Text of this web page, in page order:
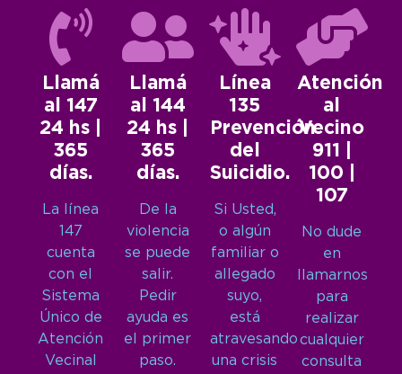
Llamá
al 147
24 hs |
365
días.
La línea
147
cuenta
con el
Sistema
Único de
Atención
Vecinal
Llamá
al 144
24 hs |
365
días.
De la
violencia
se puede
salir.
Pedir
ayuda es
el primer
paso.
Línea
135
Prevención
del
Suicidio.
Si Usted,
o algún
familiar o
allegado
suyo,
está
atravesando
una crisis
Atención
al
Vecino
911 |
100 |
107
No dude
en
llamarnos
para
realizar
cualquier
consulta